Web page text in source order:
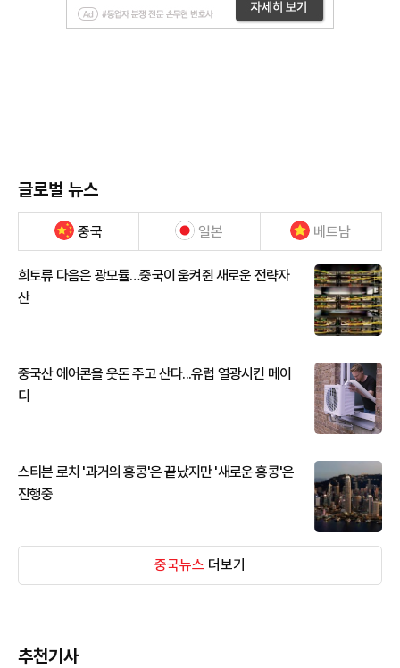
글로벌 뉴스
중국 일본 베트남
희토류 다음은 광모듈…중국이 움켜쥔 새로운 전략자
산
중국산 에어콘을 웃돈 주고 산다...유럽 열광시킨 메이
디
스티븐 로치 '과거의 홍콩'은 끝났지만 '새로운 홍콩'은
진행중
중국뉴스 더보기
추천기사